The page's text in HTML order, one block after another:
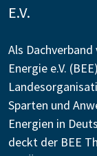
E.V.
Als
Energie e.V.
Sparten und
Energien in
deckt der BEE